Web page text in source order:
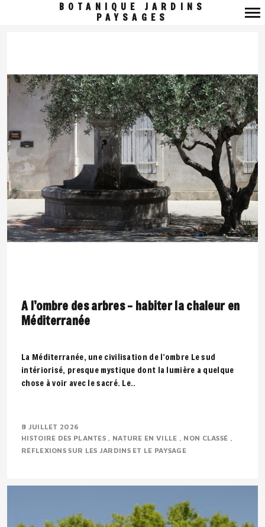
BOTANIQUE JARDINS
PAYSAGES
A l’ombre des arbres – habiter la chaleur en
Méditerranée
La Méditerranée, une civilisation de l’ombre Le sud
intériorisé, presque mystique dont la lumière a quelque
chose à voir avec le sacré. Le..
8 JUILLET 2026
HISTOIRE DES PLANTES
NATURE EN VILLE
NON CLASSÉ
RÉFLEXIONS SUR LES JARDINS ET LE PAYSAGE